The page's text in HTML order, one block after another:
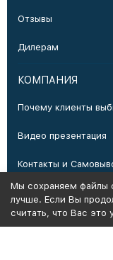
Отзывы
Дилерам
КОМПАНИЯ
Почему клиенты
Видео презентация
Контакты и
Производство
Мы сохраняем файлы
лучше. Если Вы
считать, что Вас это